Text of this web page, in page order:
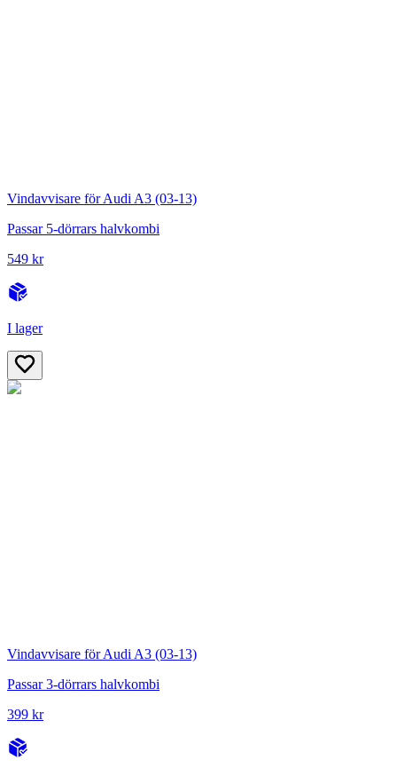
Vindavvisare för Audi A3 (03-13)
Passar 5-dörrars halvkombi
549 kr
I lager
Vindavvisare för Audi A3 (03-13)
Passar 3-dörrars halvkombi
399 kr